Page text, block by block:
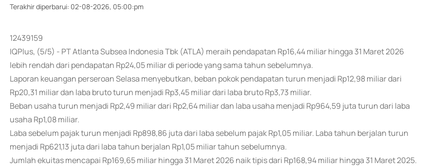
Terakhir diperbarui: 02-08-2026, 05:00:pm
12439159
IQPlus, (5/5) - PT Atlanta Subsea Indonesia Tbk (ATLA) meraih pendapatan Rp16,44 miliar hingga 31 Maret 2026
lebih rendah dari pendapatan Rp24,05 miliar di periode yang sama tahun sebelumnya.
Laporan keuangan perseroan Selasa menyebutkan, beban pokok pendapatan turun menjadi Rp12,98 miliar dari
Rp20,31 miliar dan laba bruto turun menjadi Rp3,45 miliar dari laba bruto Rp3,73 miliar.
Beban usaha turun menjadi Rp2,49 miliar dari Rp2,64 miliar dan laba usaha menjadi Rp964,59 juta turun dari laba
usaha Rp1,08 miliar.
Laba sebelum pajak turun menjadi Rp898,86 juta dari laba sebelum pajak Rp1,05 miliar. Laba tahun berjalan turun
menjadi Rp621,13 juta dari laba tahun berjalan Rp1,05 miliar tahun sebelumnya.
Jumlah ekuitas mencapai Rp169,65 miliar hingga 31 Maret 2026 naik tipis dari Rp168,94 miliar hingga 31 Maret 2025.